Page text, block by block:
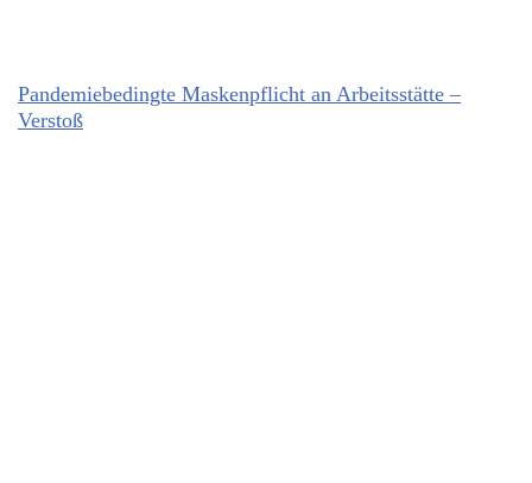
Pandemiebedingte Maskenpflicht an Arbeitsstätte –
Verstoß